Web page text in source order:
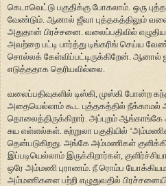
கெடாவெட்டு பகுதிக்கு போகலாம். ஒரு
வேண்டும். ஆனால் ஜீவா புத்தகத்திலும்
அதுதான் பிரச்சனை. வலைப்பதிவில்
அவற்றை பட்டி பார்த்து டிங்கரிங் செய்ய
சொல்லக் கேள்விப்பட்டிருக்கிறேன். ஆனால்
எடுத்ததாக தெரியவில்லை.
வலைப்பதிவுகளில் டிஸ்கி, முஸ்கி போன்ற
அதையெல்லாம் கூட புத்தகத்தில் நீக்காமல்
தொலைத்திருக்கிறார். அப்புறம் ஆங்காங்கே
சுய எள்ளல்கள். சுற்றுலா பகுதியில்
தென்படுகிறது. அங்கே அம்மணிகள்
இப்படியெல்லாம் இருக்கிறார்கள்,
ஒரே அம்மணி புராணம். நீ ரொம்ப யோக்கியமா
அம்மணிகளை பற்றி எழுதுவதில்